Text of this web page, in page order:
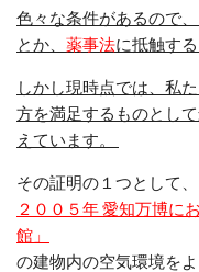
色々な条件があるので
とか、 薬事法に抵触す
しかし現時点では、私
方を満足するものとし
えています。
その証明の１つとして、
２００５年 愛知万博に
館」
の建物内の空気環境を